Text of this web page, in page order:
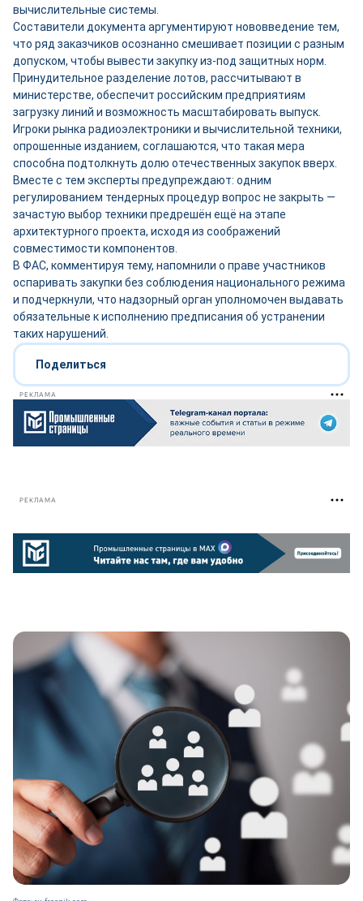
вычислительные системы.
Составители документа аргументируют нововведение тем,
что ряд заказчиков осознанно смешивает позиции с разным
допуском, чтобы вывести закупку из-под защитных норм.
Принудительное разделение лотов, рассчитывают в
министерстве, обеспечит российским предприятиям
загрузку линий и возможность масштабировать выпуск.
Игроки рынка радиоэлектроники и вычислительной техники,
опрошенные изданием, соглашаются, что такая мера
способна подтолкнуть долю отечественных закупок вверх.
Вместе с тем эксперты предупреждают: одним
регулированием тендерных процедур вопрос не закрыть —
зачастую выбор техники предрешён ещё на этапе
архитектурного проекта, исходя из соображений
совместимости компонентов.
В ФАС, комментируя тему, напомнили о праве участников
оспаривать закупки без соблюдения национального режима
и подчеркнули, что надзорный орган уполномочен выдавать
обязательные к исполнению предписания об устранении
таких нарушений.
Поделиться
РЕКЛАМА
РЕКЛАМА